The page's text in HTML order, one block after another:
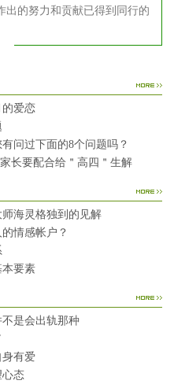
出的努力和贡献已得到同行的
爱恋
问过下面的8个问题吗？
长要配合给＂高四＂生解
海灵格独到的见解
情感帐户？
要素
是会出轨那种
有爱
心态